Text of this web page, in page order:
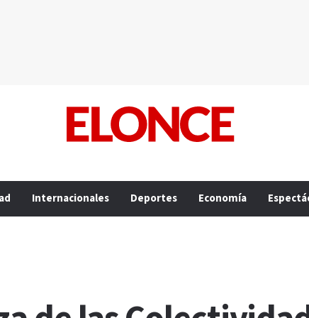
Internacionales Deportes Economía